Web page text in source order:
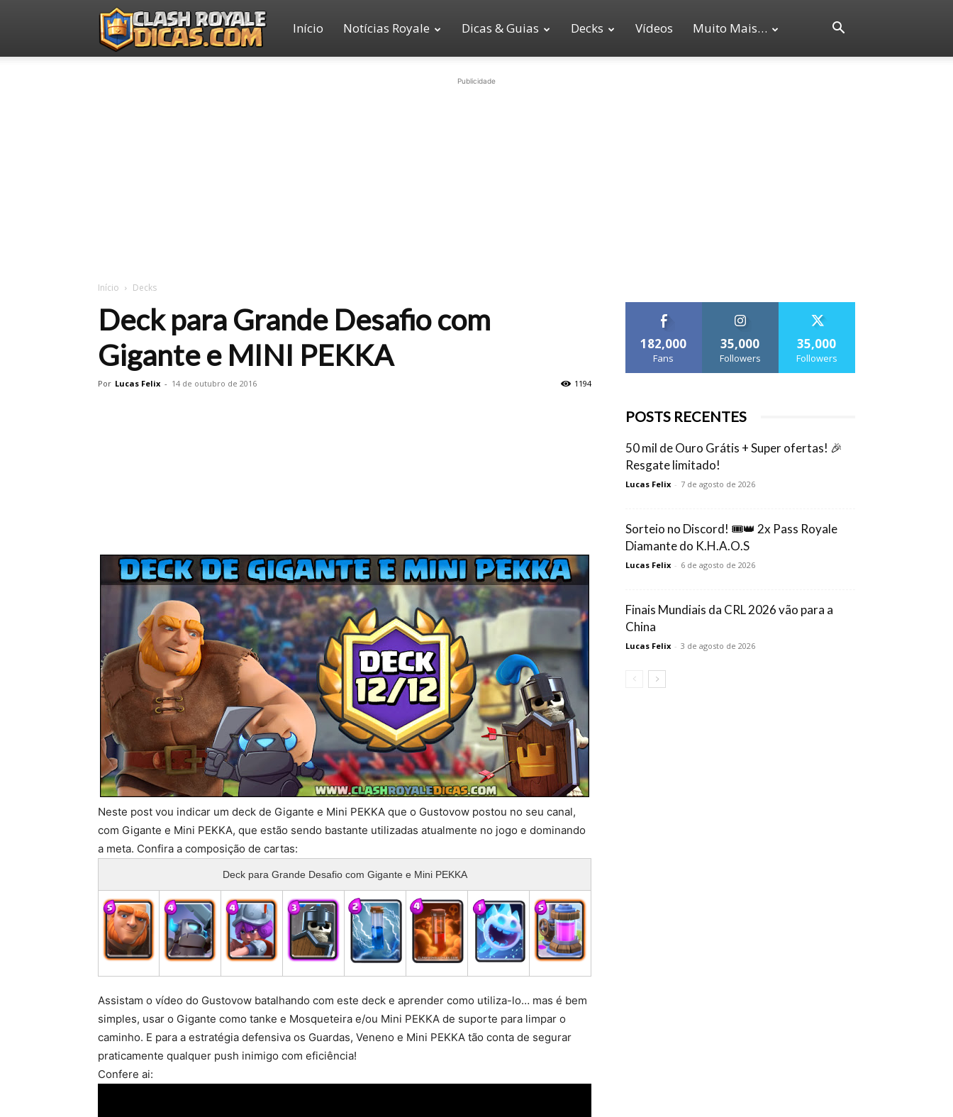
Clash
Início Notícias Royale Dicas & Guias Decks Vídeos Muito Mais…
Publicidade
Início Decks
Deck para Grande Desafio com
Gigante e MINI PEKKA
Por Lucas Felix - 14 de outubro de 2016 1194
Neste post vou indicar um deck de Gigante e Mini PEKKA que o Gustovow postou no seu canal,
com Gigante e Mini PEKKA, que estão sendo bastante utilizadas atualmente no jogo e dominando
a meta. Confira a composição de cartas:
Deck para Grande Desafio com Gigante e Mini PEKKA
Assistam o vídeo do Gustovow batalhando com este deck e aprender como utiliza-lo… mas é bem
simples, usar o Gigante como tanke e Mosqueteira e/ou Mini PEKKA de suporte para limpar o
caminho. E para a estratégia defensiva os Guardas, Veneno e Mini PEKKA tão conta de segurar
praticamente qualquer push inimigo com eficiência!
Confere ai:
182,000
Fans
35,000
Followers
35,000
Followers
POSTS RECENTES
50 mil de Ouro Grátis + Super ofertas! 🎉
Resgate limitado!
Lucas Felix - 7 de agosto de 2026
Sorteio no Discord! 🎟️👑 2x Pass Royale
Diamante do K.H.A.O.S
Lucas Felix - 6 de agosto de 2026
Finais Mundiais da CRL 2026 vão para a
China
Lucas Felix - 3 de agosto de 2026